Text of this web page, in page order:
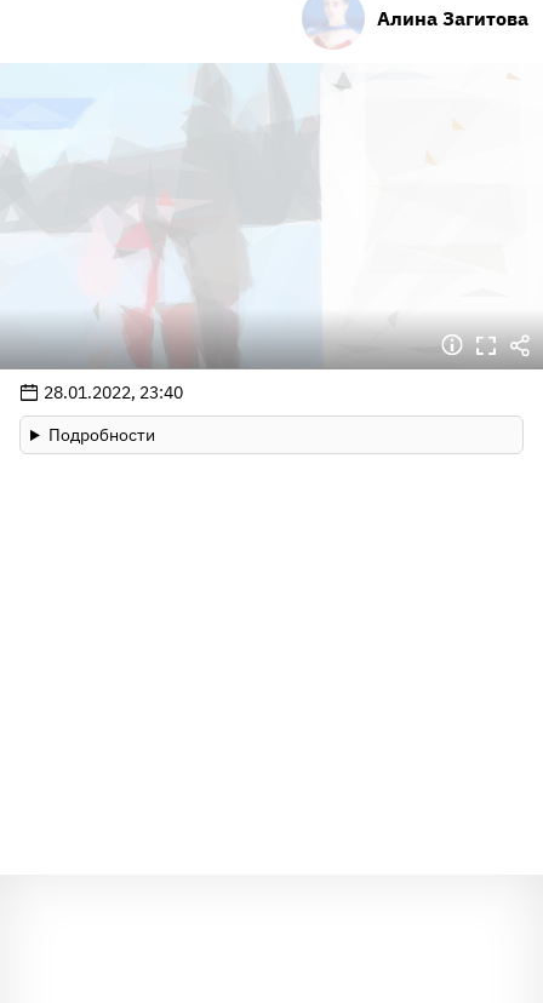
Алина Загитова
28.01.2022, 23:40
Подробности